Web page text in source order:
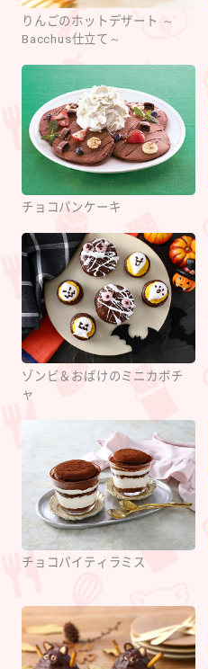
りんごのホットデザート ～
Bacchus仕立て～
チョコパンケーキ
ゾンビ＆おばけのミニカボチ
ャ
チョコパイティラミス